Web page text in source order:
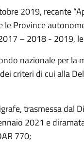
2019, recante
le Province
– 2018 - 2019,
nazionale per la
criteri di cui alla
trasmessa dal
2021 e
770;